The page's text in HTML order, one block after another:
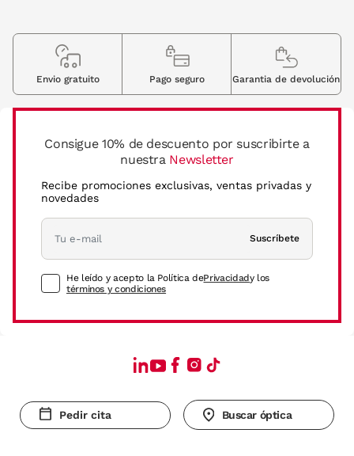
Consigue 10% de descuento por suscribirte a
nuestra Newsletter
Recibe promociones exclusivas, ventas privadas y
novedades
Suscríbete
He leído y acepto la Política dePrivacidady los
términos y condiciones
Envio gratuito Pago seguro Garantia de devolución
Pedir cita Buscar óptica